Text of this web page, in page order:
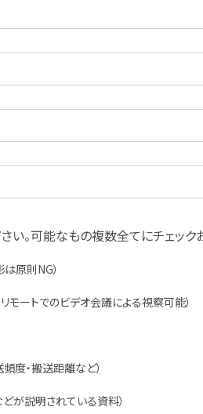
。可能なもの複数全てにチェック
原則NG）
ートでのビデオ会議による視察可能）
度・搬送距離など）
が説明されている資料）